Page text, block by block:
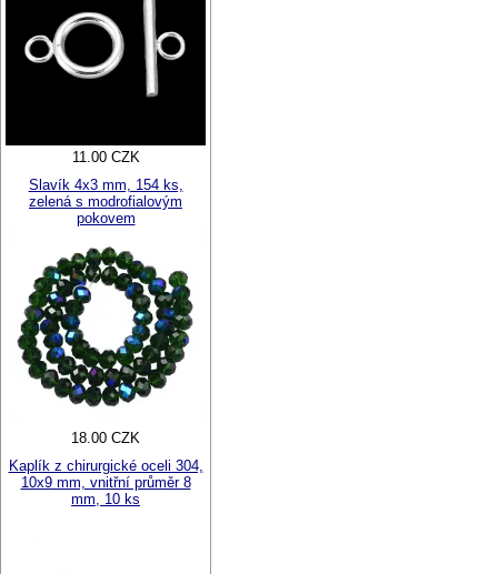
11.00 CZK
Slavík 4x3 mm, 154 ks,
zelená s modrofialovým
pokovem
18.00 CZK
Kaplík z chirurgické oceli 304,
10x9 mm, vnitřní průměr 8
mm, 10 ks